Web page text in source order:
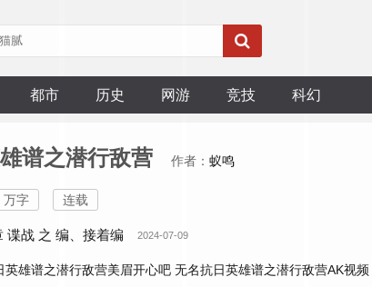
都市 历史 网游 竞技 科幻
谱之潜行敌营 作者： 蚁鸣
万字 连载
谍战 之 编、接着编 2024-07-09
英雄谱之潜行敌营美眉开心吧 无名抗日英雄谱之潜行敌营AK视频